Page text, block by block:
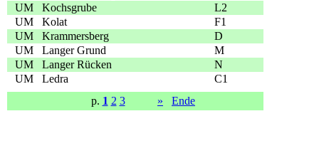
UM
Kochsgrube
L2
UM
Kolat
F1
UM
Krammersberg
D
UM
Langer Grund
M
UM
Langer Rücken
N
UM
Ledra
C1
p. 1 2 3 » Ende